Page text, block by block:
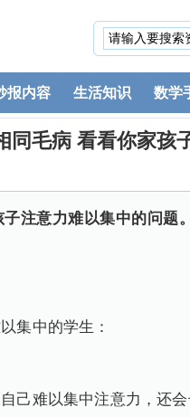
报内容 生活知识 数学
同毛病 看看你家孩
注意力难以集中的问
集中的学生：
己难以集中注意力，还